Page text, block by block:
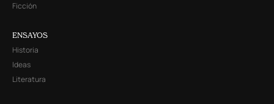
Ficción
ENSAYOS
Historia
Ideas
Literatura